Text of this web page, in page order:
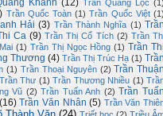
Khanh (12) Trần Quang Lộc
Trần Quốc Toàn (1) Trần Quốc Việt
Hải (3) Trần Thành Nghĩa (1)
Ca (9) Trần Thị Cổ Tích (2) Trần
(1) Trần Thị Ngọc Hồng (1) Trần
Thương (4) Trần Thị Trúc Hạ (1)
(1) Trần Thoại Nguyên (2) Trần
Trần Thư (1) Trần Thương Nhiều (1)
Vũ (2) Trần Tuấn Anh (2) Trần
(16) Trần Văn Nhân (5) Trần Văn